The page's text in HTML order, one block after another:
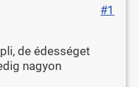
#1
de édességet
nagyon